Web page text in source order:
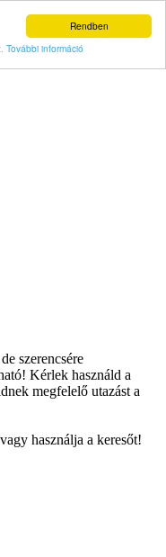
Rendben
További információ
szerencsére
Kérlek használd a
megfelelő utazást a
használja a keresőt!